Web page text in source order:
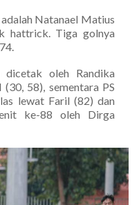
Natanael Matius
hattrick. Tiga golnya
oleh Randika
58), sementara PS
lewat Faril (82) dan
ke-88 oleh Dirga